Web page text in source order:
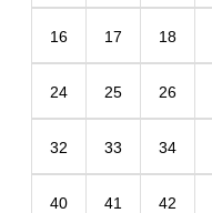
16 17 18
24 25 26
32 33 34
40 41 42